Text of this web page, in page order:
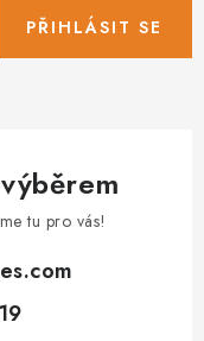
PŘIHLÁSIT SE
tu pro vás!